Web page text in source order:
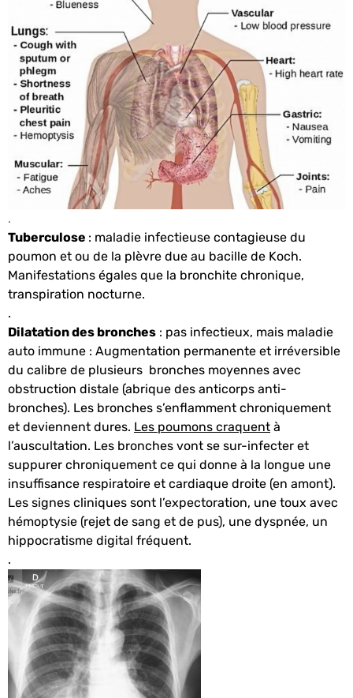
.
Tuberculose : maladie infectieuse contagieuse du
poumon et ou de la plèvre due au bacille de Koch.
Manifestations égales que la bronchite chronique,
transpiration nocturne.
.
Dilatation des bronches : pas infectieux, mais maladie
auto immune : Augmentation permanente et irréversible
du calibre de plusieurs bronches moyennes avec
obstruction distale (abrique des anticorps anti-
bronches). Les bronches s’enflamment chroniquement
et deviennent dures. Les poumons craquent à
l’auscultation. Les bronches vont se sur-infecter et
suppurer chroniquement ce qui donne à la longue une
insuffisance respiratoire et cardiaque droite (en amont).
Les signes cliniques sont l’expectoration, une toux avec
hémoptysie (rejet de sang et de pus), une dyspnée, un
hippocratisme digital fréquent.
.